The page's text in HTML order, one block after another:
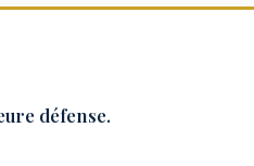
défense.